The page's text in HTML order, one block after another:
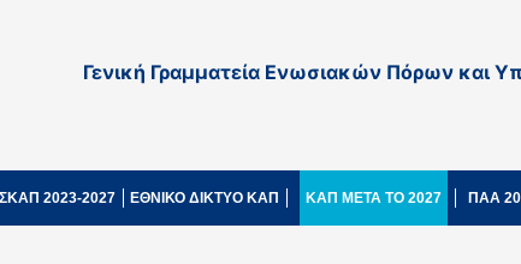
Γενική Γραμματεία Ενωσιακών Πόρων και
2023-2027 ΕΘΝΙΚΟ ΔΙΚΤΥΟ ΚΑΠ ΚΑΠ ΜΕΤΑ ΤΟ 2027 ΠΑΑ